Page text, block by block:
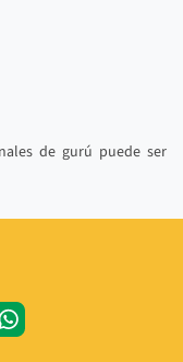
de gurú puede ser